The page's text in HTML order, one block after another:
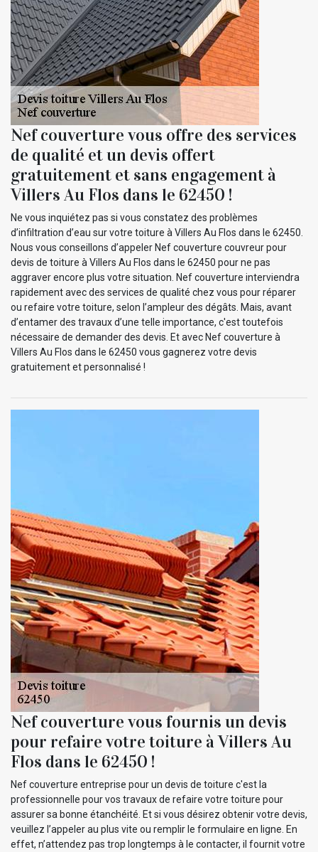
Nef couverture vous offre des services
de qualité et un devis offert
gratuitement et sans engagement à
Villers Au Flos dans le 62450 !
Ne vous inquiétez pas si vous constatez des problèmes
d’infiltration d’eau sur votre toiture à Villers Au Flos dans le 62450.
Nous vous conseillons d’appeler Nef couverture couvreur pour
devis de toiture à Villers Au Flos dans le 62450 pour ne pas
aggraver encore plus votre situation. Nef couverture interviendra
rapidement avec des services de qualité chez vous pour réparer
ou refaire votre toiture, selon l’ampleur des dégâts. Mais, avant
d’entamer des travaux d’une telle importance, c'est toutefois
nécessaire de demander des devis. Et avec Nef couverture à
Villers Au Flos dans le 62450 vous gagnerez votre devis
gratuitement et personnalisé !
Nef couverture vous fournis un devis
pour refaire votre toiture à Villers Au
Flos dans le 62450 !
Nef couverture entreprise pour un devis de toiture c'est la
professionnelle pour vos travaux de refaire votre toiture pour
assurer sa bonne étanchéité. Et si vous désirez obtenir votre devis,
veuillez l’appeler au plus vite ou remplir le formulaire en ligne. En
effet, n’attendez pas trop longtemps à le contacter, il fournit votre